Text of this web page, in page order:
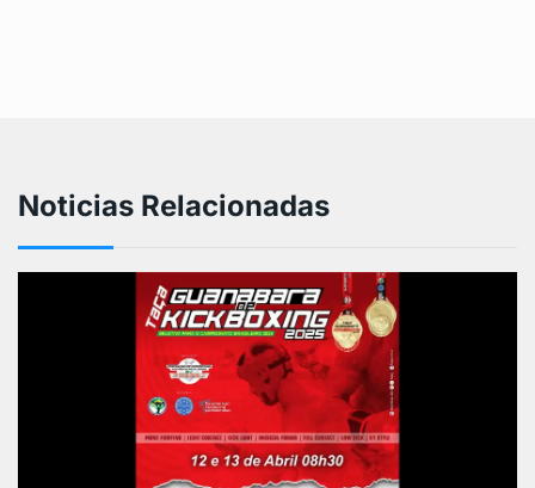
Noticias Relacionadas